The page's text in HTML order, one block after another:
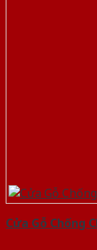
Cửa Gỗ Chống